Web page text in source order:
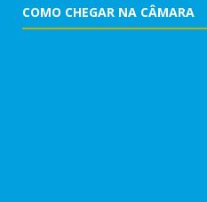
COMO CHEGAR NA CÂMARA